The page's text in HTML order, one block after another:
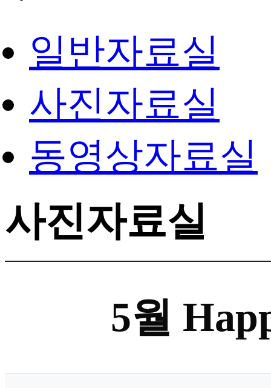
일반자료실
사진자료실
동영상자료실
사진자료실
5월